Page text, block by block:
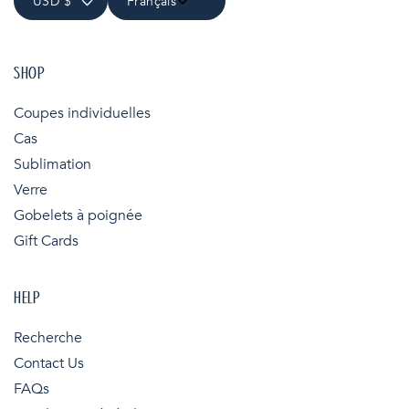
SHOP
Coupes individuelles
Cas
Sublimation
Verre
Gobelets à poignée
Gift Cards
HELP
Recherche
Contact Us
FAQs